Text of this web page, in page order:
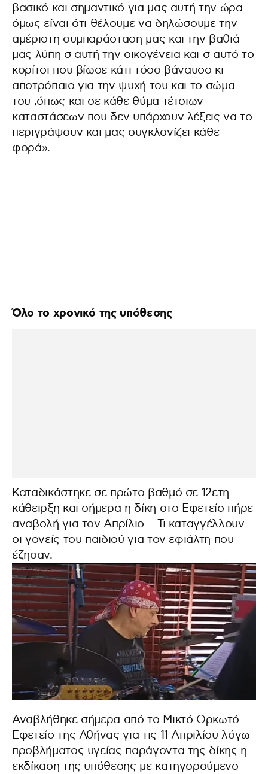
βασικό και σημαντικό για μας αυτή την ώρα
όμως είναι ότι θέλουμε να δηλώσουμε την
αμέριστη συμπαράσταση μας και την βαθιά
μας λύπη σ αυτή την οικογένεια και σ αυτό το
κορίτσι που βίωσε κάτι τόσο βάναυσο κι
αποτρόπαιο για την ψυχή του και το σώμα
του ,όπως και σε κάθε θύμα τέτοιων
καταστάσεων που δεν υπάρχουν λέξεις να το
περιγράψουν και μας συγκλονίζει κάθε
φορά».
Όλο το χρονικό της υπόθεσης
Καταδικάστηκε σε πρώτο βαθμό σε 12ετη
κάθειρξη και σήμερα η δίκη στο Εφετείο πήρε
αναβολή για τον Απρίλιο – Τι καταγγέλλουν
οι γονείς του παιδιού για τον εφιάλτη που
έζησαν.
Αναβλήθηκε σήμερα από το Μικτό Ορκωτό
Εφετείο της Αθήνας για τις 11 Απριλίου λόγω
προβλήματος υγείας παράγοντα της δίκης η
εκδίκαση της υπόθεσης με κατηγορούμενο